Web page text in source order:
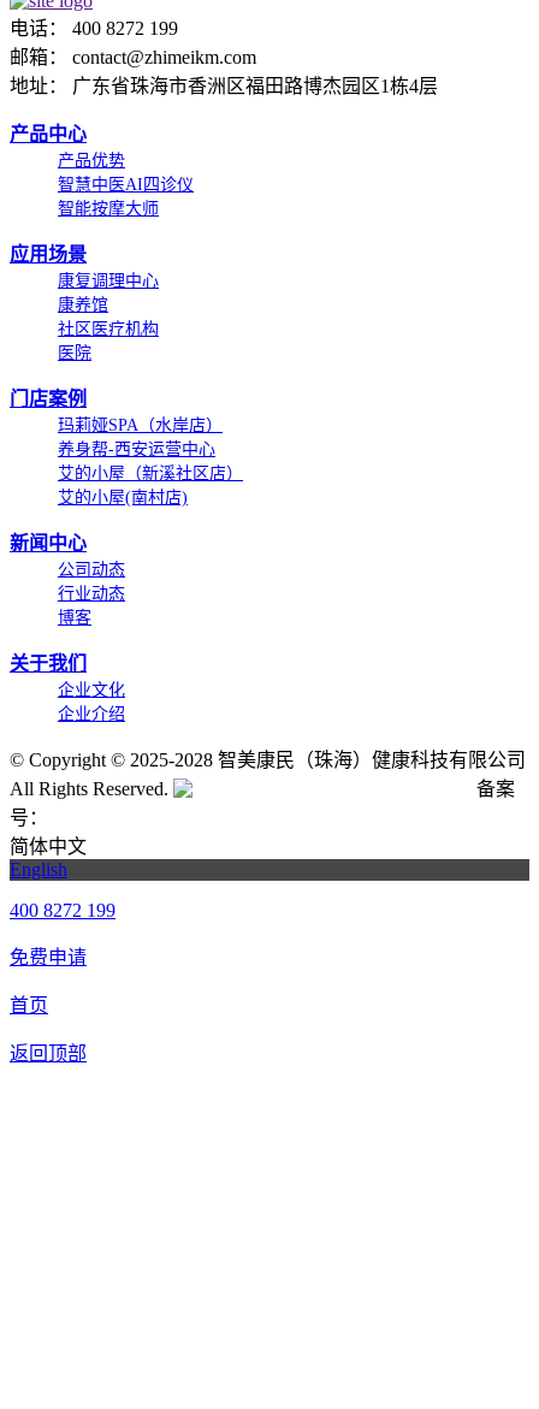
电话： 400 8272 199
邮箱： contact@zhimeikm.com
地址： 广东省珠海市香洲区福田路博杰园区1栋4层
产品中心
产品优势
智慧中医AI四诊仪
智能按摩大师
应用场景
康复调理中心
康养馆
社区医疗机构
医院
门店案例
玛莉娅SPA（水岸店）
养身帮-西安运营中心
艾的小屋（新溪社区店）
艾的小屋(南村店)
新闻中心
公司动态
行业动态
博客
关于我们
企业文化
企业介绍
© Copyright © 2025-2028 智美康民（珠海）健康科技有限公司
All Rights Reserved.
备案
号：
简体中文
English
400 8272 199
免费申请
首页
返回顶部